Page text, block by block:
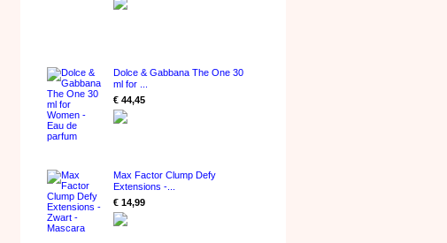
Dolce & Gabbana The One 30
ml for ...
€ 44,45
Max Factor Clump Defy
Extensions -...
€ 14,99